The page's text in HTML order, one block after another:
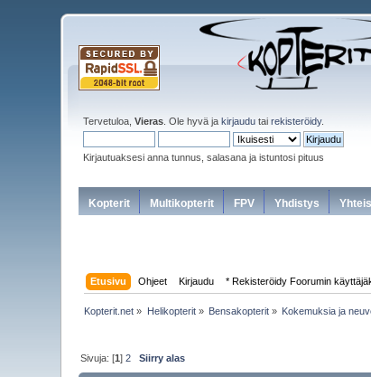
Tervetuloa,Vieras . Ole hyvä jakirjaudu tairekisteröidy.
Kirjautuaksesi anna tunnus, salasana ja istuntosi pituus
Kopterit Multikopterit FPV Yhdistys
Etusivu Ohjeet Kirjaudu * Rekisteröidy Foorumin
Kopterit.net » Helikopterit» Bensakopterit » Kokemuksia ja
Sivuja: [1]2 Siirry alas